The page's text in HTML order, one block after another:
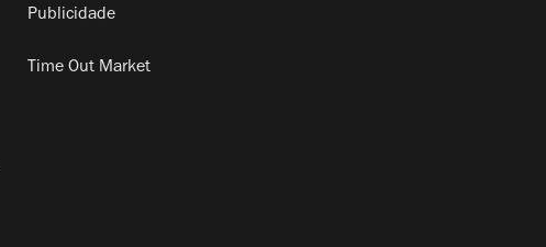
Publicidade
Time Out Market